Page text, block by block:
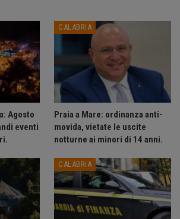
Agosto
eventi
CALABRIA
Praia a Mare: ordinanza anti-
movida, vietate le uscite
notturne ai minori di 14 anni.
CALABRIA